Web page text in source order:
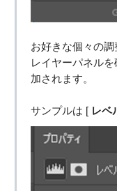
お好きな個々の調
レイヤーパネル
加されます。
サンプルは [ レベ